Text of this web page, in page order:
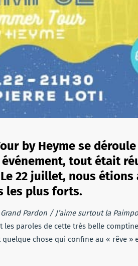
by Heyme se
tout était
22 juillet, nous étions
les plus forts.
Pardon / J’aime surtout la
paroles de cette très belle
chose qui confine au « rêve »